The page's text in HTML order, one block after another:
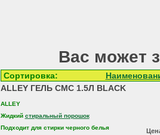
Вас может
Сортировка:
ALLEY ГЕЛЬ СМС 1.5Л BLACK
ALLEY
Жидкий стиральный порошок
Подходит для стирки черного белья